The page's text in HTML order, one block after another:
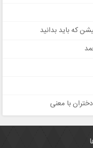
که باید بدانید
با معنی